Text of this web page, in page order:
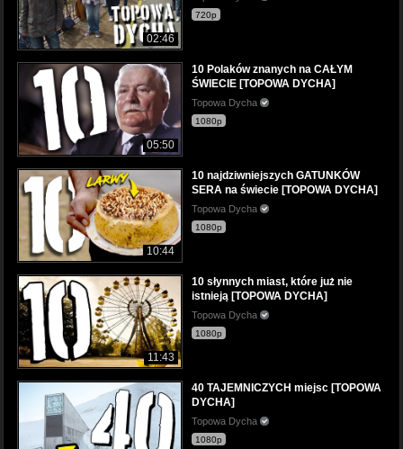
02:46
720p
05:50
10 Polaków znanych na CAŁYM
ŚWIECIE [TOPOWA DYCHA]
Topowa Dycha
1080p
10:44
10 najdziwniejszych GATUNKÓW
SERA na świecie [TOPOWA DYCHA]
Topowa Dycha
1080p
11:43
10 słynnych miast, które już nie
istnieją [TOPOWA DYCHA]
Topowa Dycha
1080p
40 TAJEMNICZYCH miejsc [TOPOWA
DYCHA]
Topowa Dycha
1080p